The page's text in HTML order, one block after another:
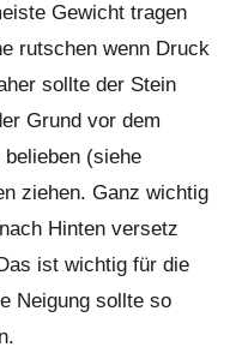
Gewicht tragen
rutschen wenn Druck
sollte der Stein
Grund vor dem
(siehe
ziehen. Ganz wichtig
Hinten versetz
ist wichtig für die
Neigung sollte so